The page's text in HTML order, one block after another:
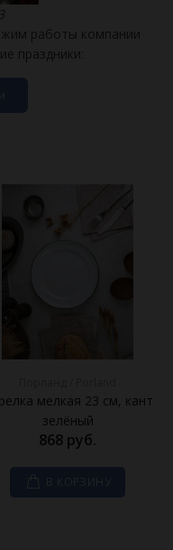
работы компании
праздники:
мелкая 23 см, кант
зелёный
868 руб.
В КОРЗИНУ